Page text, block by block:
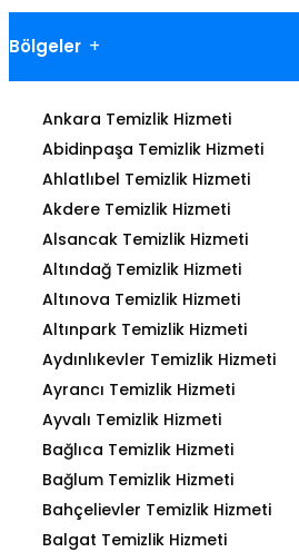
Bölgeler
Ankara Temizlik Hizmeti
Abidinpaşa Temizlik Hizmeti
Ahlatlıbel Temizlik Hizmeti
Akdere Temizlik Hizmeti
Alsancak Temizlik Hizmeti
Altındağ Temizlik Hizmeti
Altınova Temizlik Hizmeti
Altınpark Temizlik Hizmeti
Aydınlıkevler Temizlik Hizmeti
Ayrancı Temizlik Hizmeti
Ayvalı Temizlik Hizmeti
Bağlıca Temizlik Hizmeti
Bağlum Temizlik Hizmeti
Bahçelievler Temizlik Hizmeti
Balgat Temizlik Hizmeti